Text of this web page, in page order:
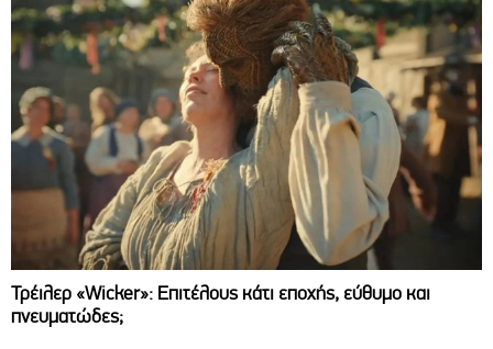
Τρέιλερ «Wicker»: Επιτέλους κάτι εποχής, εύθυμο και
πνευματώδες;